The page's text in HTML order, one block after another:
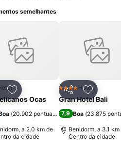
cofre, entrada nos quartos
serviço de snack-bar na piscina,
estacionamento pago e
desfrutar de piscina para adultos e
e jantar, bar-longe com TV
reunião, com capacidade para
nas proximidades.
semelhantes
Adicionar aos favoritos
Ocas
(20.902 pontuações)
a 2.0 km de
da cidade
Partilhar
4 EstrelasHotel
Gran Hotel Bali
7,9 Boa (23.875
Benidorm, a 3.1 km
Centro da cidade